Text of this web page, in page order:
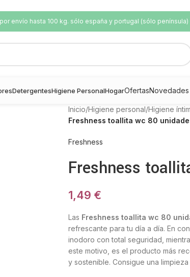
envío hasta 100 kg. sólo españa y portugal (sólo península)
DetergentesHigiene PersonalHogarOfertasNovedades
Inicio/Higiene personal/Higiene
Freshness toallita wc 80
Freshness
Freshness
1,49 €
Las Freshness toallita wc 80
refrescante para tu día a día.En
inodoro con total seguridad,
este motivo, es el producto más
y sostenible.Consigue una